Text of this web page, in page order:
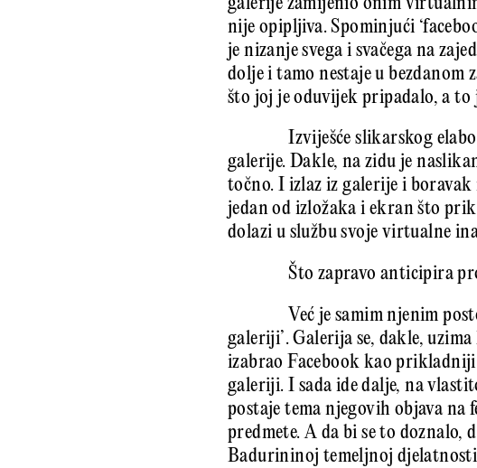
nije opipljiva. Spominjući
je nizanje svega i svačega na
dolje i tamo nestaje u
što joj je oduvijek pripadalo, a
Izviješće slikarskog
galerije. Dakle, na zidu je
točno. I izlaz iz galerije i
jedan od izložaka i ekran što
dolazi u službu svoje virtualne
Što zapravo anticipira
Već je samim njenim
galeriji’. Galerija se, dakle,
izabrao Facebook kao
galeriji. I sada ide dalje, na
postaje tema njegovih objava na
predmete. A da bi se to doznalo,
Badurininoj temeljnoj